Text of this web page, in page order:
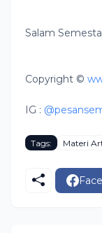
Salam Semesta
Copyright ©
IG :
Tags: Materi